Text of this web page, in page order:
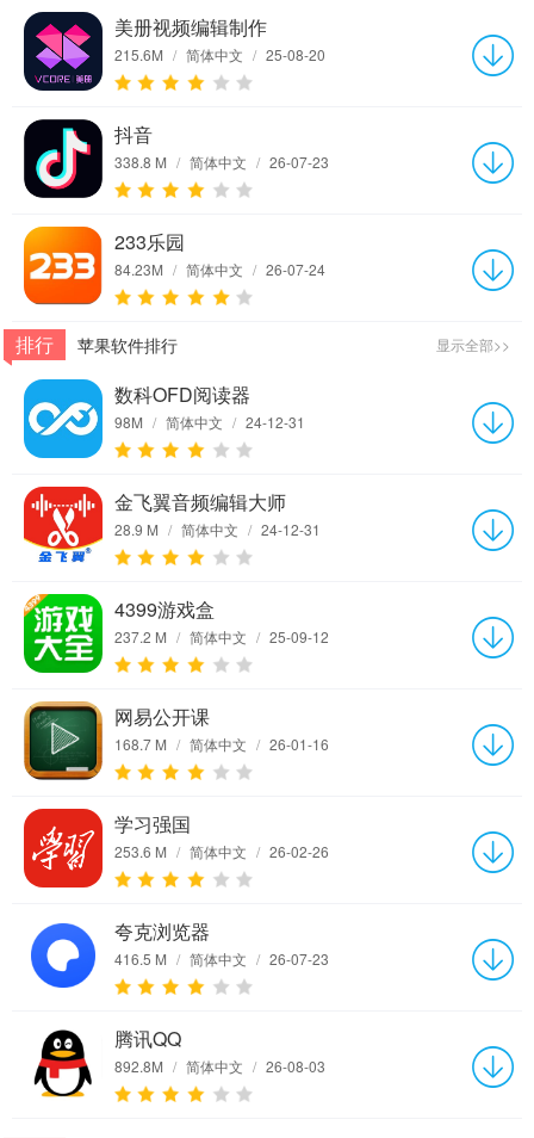
美册视频编辑制作
215.6M / 简体中文 / 25-08-20
抖音
338.8 M / 简体中文 / 26-07-23
233乐园
84.23M / 简体中文 / 26-07-24
显示全部>>
排行 苹果软件排行
数科OFD阅读器
98M / 简体中文 / 24-12-31
金飞翼音频编辑大师
28.9 M / 简体中文 / 24-12-31
4399游戏盒
237.2 M / 简体中文 / 25-09-12
网易公开课
168.7 M / 简体中文 / 26-01-16
学习强国
253.6 M / 简体中文 / 26-02-26
夸克浏览器
416.5 M / 简体中文 / 26-07-23
腾讯QQ
892.8M / 简体中文 / 26-08-03